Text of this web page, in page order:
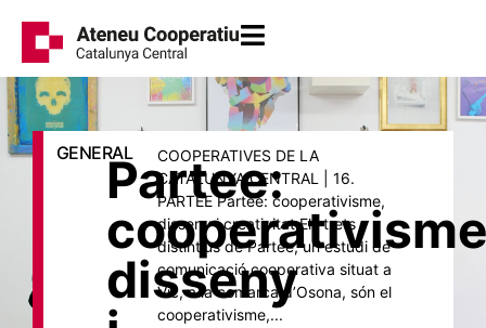
GENERALPartee:
disseny
COOPERATIVES DE LA
CATALUNYA CENTRAL | 16.
PARTEE Partee: cooperativisme,
disseny i creativitat Els trets
distintius de Partee, un estudi de
comunicació cooperativa situat a
Vic, a la comarca d’Osona, són el
cooperativisme,...